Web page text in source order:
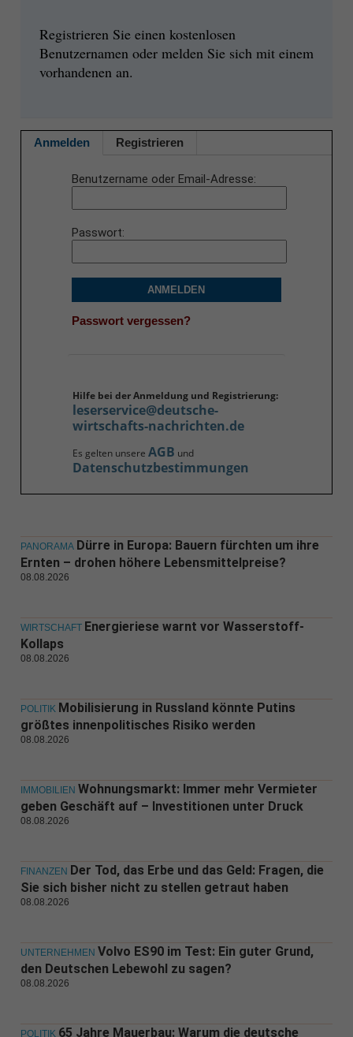
Registrieren Sie einen kostenlosen
Benutzernamen oder melden Sie sich mit einem
vorhandenen an.
Anmelden Registrieren
Benutzername oder Email-Adresse
Passwort
ANMELDEN
Passwort vergessen?
Hilfe bei der Anmeldung und Registrierung:
leserservice@deutsche-
wirtschafts-nachrichten.de
Es gelten unsere AGB und
Datenschutzbestimmungen
PANORAMA Dürre in Europa: Bauern fürchten um ihre
Ernten – drohen höhere Lebensmittelpreise?
08.08.2026
WIRTSCHAFT Energieriese warnt vor Wasserstoff-
Kollaps
08.08.2026
POLITIK Mobilisierung in Russland könnte Putins
größtes innenpolitisches Risiko werden
08.08.2026
IMMOBILIEN Wohnungsmarkt: Immer mehr Vermieter
geben Geschäft auf – Investitionen unter Druck
08.08.2026
FINANZEN Der Tod, das Erbe und das Geld: Fragen, die
Sie sich bisher nicht zu stellen getraut haben
08.08.2026
UNTERNEHMEN Volvo ES90 im Test: Ein guter Grund,
den Deutschen Lebewohl zu sagen?
08.08.2026
POLITIK 65 Jahre Mauerbau: Warum die deutsche